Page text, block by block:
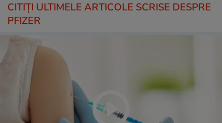
CITIȚI ULTIMELE ARTICOLE SCRISE DESPRE
PFIZER